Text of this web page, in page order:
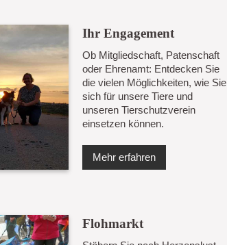
Ihr Engagement
Ob Mitgliedschaft, Patenschaft
oder Ehrenamt: Entdecken Sie
die vielen Möglichkeiten, wie Sie
sich für unsere Tiere und
unseren Tierschutzverein
einsetzen können.
Mehr erfahren
Flohmarkt